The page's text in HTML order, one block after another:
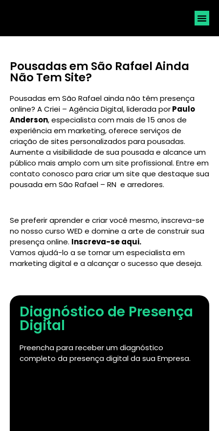
Pousadas em São Rafael Ainda
Não Tem Site?
Pousadas em São Rafael ainda não têm presença
online? A Criei – Agência Digital, liderada porPaulo
Anderson, especialista com mais de 15 anos de
experiência em marketing, oferece serviços de
criação de sites personalizados para pousadas.
Aumente a visibilidade de sua pousada e alcance um
público mais amplo com um site profissional. Entre em
contato conosco para criar um site que destaque sua
pousada em São Rafael – RN e arredores.
Se preferir aprender e criar você mesmo, inscreva-se
no nosso curso WED e domine a arte de construir sua
presença online. Inscreva-se aqui.
Vamos ajudá-lo a se tornar um especialista em
marketing digital e a alcançar o sucesso que deseja.
Diagnóstico de Presença
Digital
Preencha para receber um diagnóstico
completo da presença digital da sua Empresa.